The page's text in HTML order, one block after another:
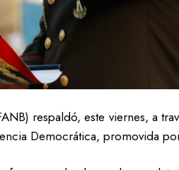
respaldó, este viernes, a
Democrática, promovida